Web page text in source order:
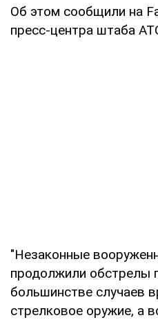
Об этом сообщили на
пресс-центра штаба
"Незаконные
продолжили обстрелы
большинстве случаев
стрелковое оружие, а